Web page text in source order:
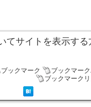
てサイトを表示する
ブックマーク
ブックマー
ブックマークリ